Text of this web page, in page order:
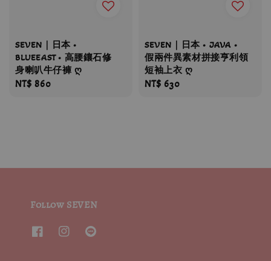
SEVEN｜日本 •
BLUEEAST • 高腰鑲石修
身喇叭牛仔褲 ღ
Regular
NT$ 860
SEVEN｜日本 • JAVA •
假兩件異素材拼接亨利領
短袖上衣 ღ
Regular
NT$ 630
Follow SEVEN